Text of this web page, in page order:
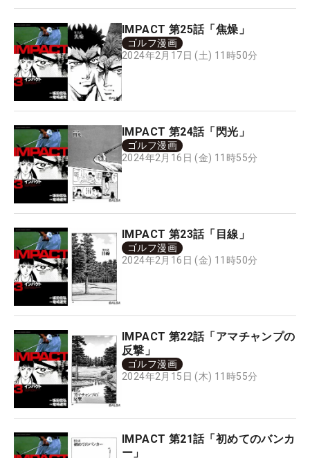
IMPACT 第25話「焦燥」
ゴルフ漫画
2024年2月17日 (土) 11時50分
IMPACT 第24話「閃光」
ゴルフ漫画
2024年2月16日 (金) 11時55分
IMPACT 第23話「目線」
ゴルフ漫画
2024年2月16日 (金) 11時50分
IMPACT 第22話「アマチャンプの
反撃」
ゴルフ漫画
2024年2月15日 (木) 11時55分
IMPACT 第21話「初めてのバンカ
ー」